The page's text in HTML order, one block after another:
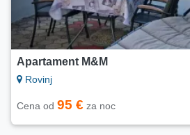
Apartament M&M
Rovinj
Cena od 95 € za noc